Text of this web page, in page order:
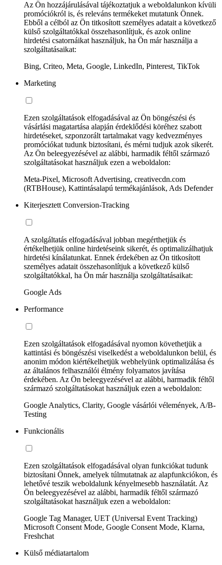
Az Ön hozzájárulásával tájékoztatjuk a weboldalunkon kívüli
promóciókról is, és releváns termékeket mutatunk Önnek.
Ebből a célból az Ön titkosított személyes adatait a következő
külső szolgáltatókkal összehasonlítjuk, és azok online
hirdetési csatornáikat használjuk, ha Ön már használja a
szolgáltatásaikat:
Bing, Criteo, Meta, Google, LinkedIn, Pinterest, TikTok
Marketing
Ezen szolgáltatások elfogadásával az Ön böngészési és
vásárlási magatartása alapján érdeklődési köréhez szabott
hirdetéseket, szponzorált tartalmakat vagy kedvezményes
promóciókat tudunk biztosítani, és mérni tudjuk azok sikerét.
Az Ön beleegyezésével az alábbi, harmadik féltől származó
szolgáltatásokat használjuk ezen a weboldalon:
Meta-Pixel, Microsoft Advertising, creativecdn.com
(RTBHouse), Kattintásalapú termékajánlások, Ads Defender
Kiterjesztett Conversion-Tracking
A szolgáltatás elfogadásával jobban megérthetjük és
értékelhetjük online hirdetéseink sikerét, és optimalizálhatjuk
hirdetési kínálatunkat. Ennek érdekében az Ön titkosított
személyes adatait összehasonlítjuk a következő külső
szolgáltatókkal, ha Ön már használja szolgáltatásaikat:
Google Ads
Performance
Ezen szolgáltatások elfogadásával nyomon követhetjük a
kattintási és böngészési viselkedést a weboldalunkon belül, és
anonim módon kiértékelhetjük webhelyünk optimalizálása és
az általános felhasználói élmény folyamatos javítása
érdekében. Az Ön beleegyezésével az alábbi, harmadik féltől
származó szolgáltatásokat használjuk ezen a weboldalon:
Google Analytics, Clarity, Google vásárlói vélemények, A/B-
Testing
Funkcionális
Ezen szolgáltatások elfogadásával olyan funkciókat tudunk
biztosítani Önnek, amelyek túlmutatnak az alapfunkciókon, és
lehetővé teszik weboldalunk kényelmesebb használatát. Az
Ön beleegyezésével az alábbi, harmadik féltől származó
szolgáltatásokat használjuk ezen a weboldalon:
Google Tag Manager, UET (Universal Event Tracking)
Microsoft Consent Mode, Google Consent Mode, Klarna,
Freshchat
Külső médiatartalom